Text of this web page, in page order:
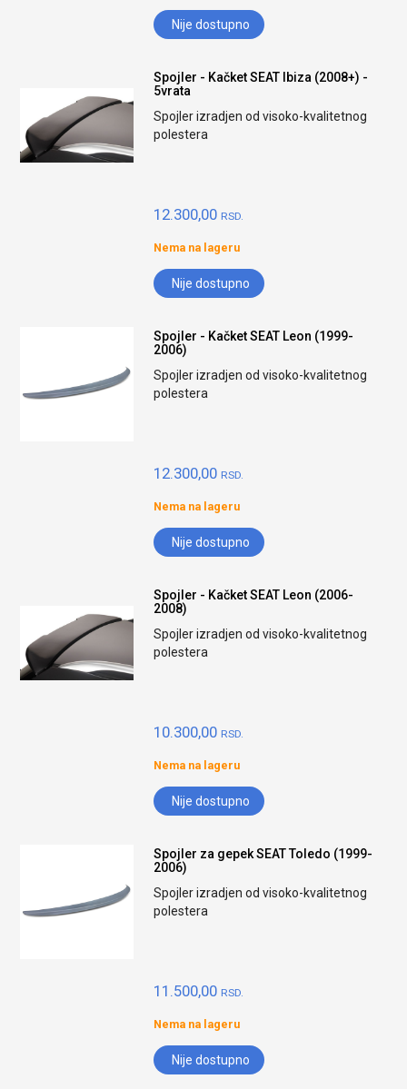
Nije dostupno
Spojler - Kačket SEAT Ibiza (2008+) -
5vrata
Spojler izradjen od visoko-kvalitetnog
polestera
12.300,00 RSD.
Nema na lageru
Nije dostupno
Spojler - Kačket SEAT Leon (1999-
2006)
Spojler izradjen od visoko-kvalitetnog
polestera
12.300,00 RSD.
Nema na lageru
Nije dostupno
Spojler - Kačket SEAT Leon (2006-
2008)
Spojler izradjen od visoko-kvalitetnog
polestera
10.300,00 RSD.
Nema na lageru
Nije dostupno
Spojler za gepek SEAT Toledo (1999-
2006)
Spojler izradjen od visoko-kvalitetnog
polestera
11.500,00 RSD.
Nema na lageru
Nije dostupno